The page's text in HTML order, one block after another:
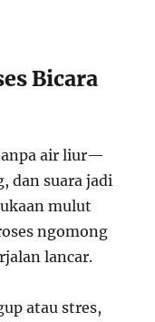
Bicara
air liur—
dan suara jadi
mulut
ngomong
lancar.
atau stres,